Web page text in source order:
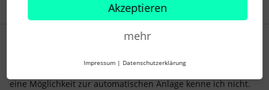
eine Möglichkeit zur automatischen Anlage kenne ich nicht.
Akzeptieren
mehr
Impressum | Datenschutzerklärung